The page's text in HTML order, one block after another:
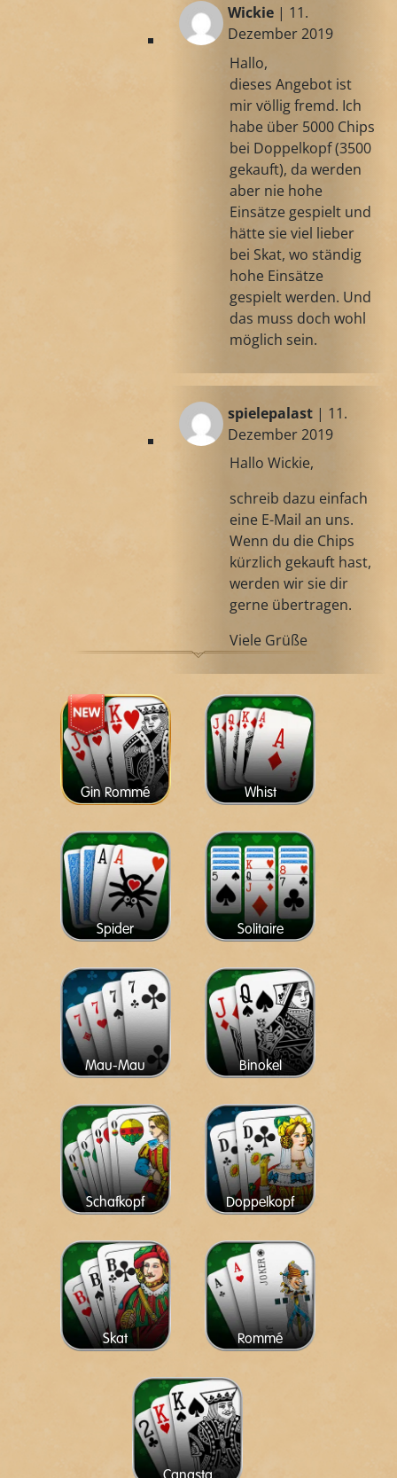
Wickie| 11.
Dezember 2019
Hallo,
dieses Angebot ist
mir völlig fremd. Ich
habe über 5000 Chips
bei Doppelkopf (3500
gekauft), da werden
aber nie hohe
Einsätze gespielt und
hätte sie viel lieber
bei Skat, wo ständig
hohe Einsätze
gespielt werden. Und
das muss doch wohl
möglich sein.
spielepalast| 11.
Dezember 2019
Hallo Wickie,
schreib dazu einfach
eine E-Mail an uns.
Wenn du die Chips
kürzlich gekauft hast,
werden wir sie dir
gerne übertragen.
Viele Grüße
Gin Rommé Whist
Spider Solitaire
Mau-Mau Binokel
Schafkopf Doppelkopf
Skat Rommé